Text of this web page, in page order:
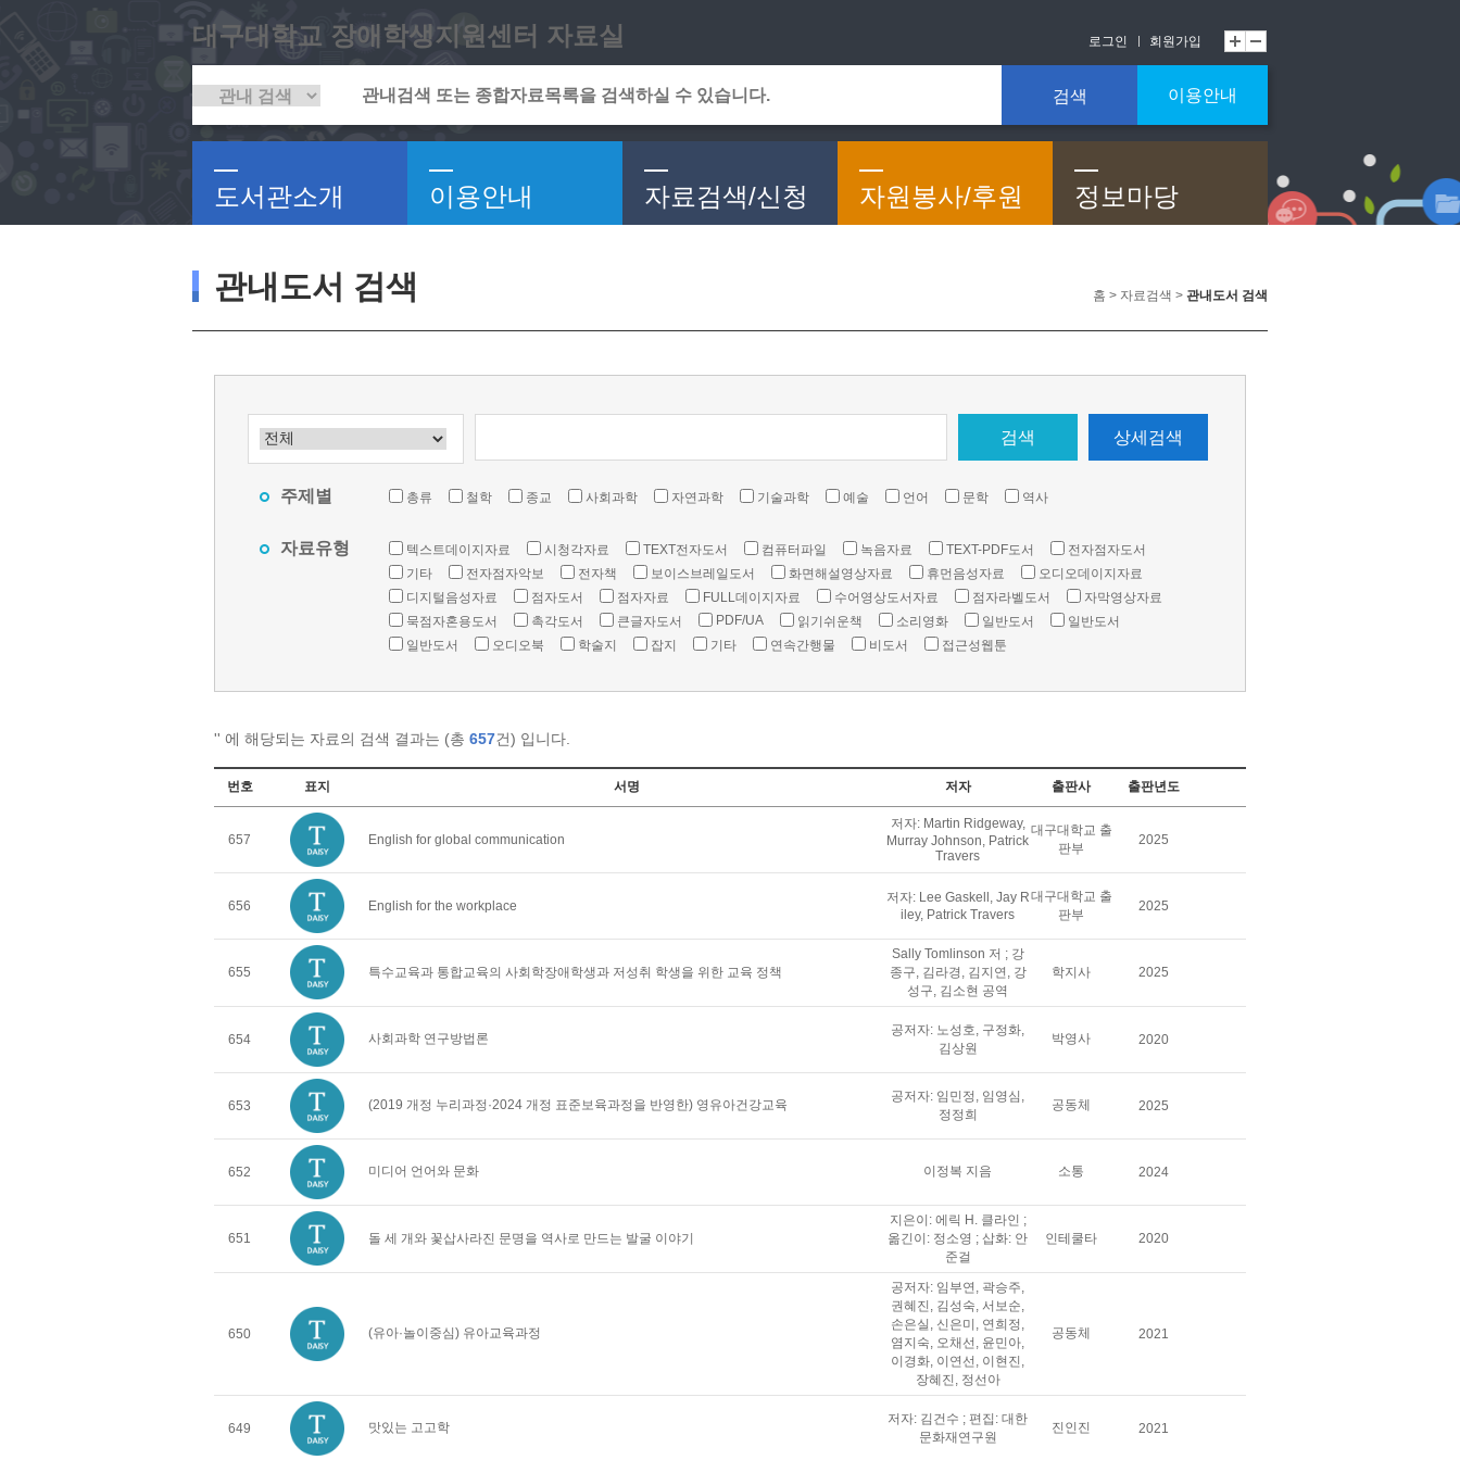
대구대학교 장애학생지원센터 자료실 로그인 회원가입
검색 이용안내
도서관소개 이용안내 자료검색/신청 자원봉사/후원 정보마당
관내도서 검색 홈 > 자료검색 > 관내도서 검색
검색 상세검색
주제별 총류 철학 종교 사회과학 자연과학 기술과학 예술 언어 문학 역사
자료유형 텍스트데이지자료 시청각자료 TEXT전자도서 컴퓨터파일 녹음자료 TEXT-PDF도서
전자점자도서
기타
전자점자악보 전자책 보이스브레일도서 화면해설영상자료 휴먼음성자료
오디오데이지자료
디지털음성자료
점자도서 점자자료 FULL데이지자료 수어영상도서자료 점자라벨도서
자막영상자료
묵점자혼용도서
촉각도서 큰글자도서 PDF/UA 읽기쉬운책 소리영화 일반도서
일반도서
일반도서
오디오북 학술지 잡지 기타 연속간행물 비도서 접근성웹툰
'' 에 해당되는 자료의 검색 결과는 (총 657건) 입니다.
번호 표지 서명 저자 출판사 출판년도
657 English for global communication
저자: Martin Ridgeway,
Murray Johnson, Patrick
Travers
대구대학교 출
판부
2025
656 English for the workplace
저자: Lee Gaskell, Jay R
iley, Patrick Travers
대구대학교 출
판부
2025
655 특수교육과 통합교육의 사회학장애학생과 저성취 학생을 위한 교육 정책
Sally Tomlinson 저 ; 강
종구, 김라경, 김지연, 강
성구, 김소현 공역
학지사 2025
654 사회과학 연구방법론
공저자: 노성호, 구정화,
김상원
박영사 2020
653 (2019 개정 누리과정·2024 개정 표준보육과정을 반영한) 영유아건강교육
공저자: 임민정, 임영심,
정정희
공동체 2025
652 미디어 언어와 문화 이정복 지음 소통 2024
651 돌 세 개와 꽃삽사라진 문명을 역사로 만드는 발굴 이야기
지은이: 에릭 H. 클라인 ;
옮긴이: 정소영 ; 삽화: 안
준걸
인테쿨타 2020
650 (유아·놀이중심) 유아교육과정
공저자: 임부연, 곽승주,
권혜진, 김성숙, 서보순,
손은실, 신은미, 연희정,
염지숙, 오채선, 윤민아,
이경화, 이연선, 이현진,
장혜진, 정선아
공동체 2021
649 맛있는 고고학
저자: 김건수 ; 편집: 대한
문화재연구원
진인진 2021